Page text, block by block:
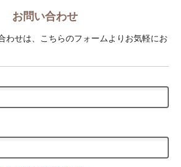
お問い合わせ
わせは、こちらのフォームよりお気軽にお